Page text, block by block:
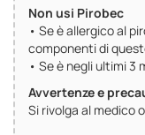
Non usi Pirobec
• Se è allergico al
componenti di
• Se è negli ultimi 3
Avvertenze e
Si rivolga al medico